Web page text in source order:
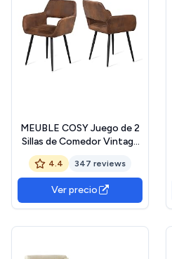
MEUBLE COSY Juego de 2
Sillas de Comedor Vintage
Retro Sillón Tapizado en
Gamuza con Reposabrazos
Patas Metálicas para
Cocina Salón
4.4 347 reviews
Ver precio